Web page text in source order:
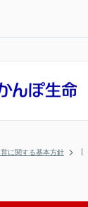
に関する基本方針